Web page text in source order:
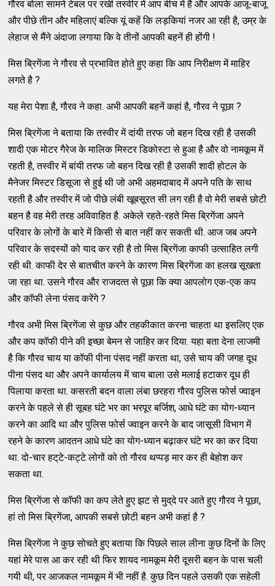
गौरव बोला सामने टेबल पर रखी तस्‍वीर में आप बीच में है और आपके आजू-बाजू
और पीछे तीन और महिलाएं बल्‍कि यूं कहें कि लड़कियां नजर आ रही है, उम्र के
लेहाज से मैंने अंदाजा लगाया कि वे तीनों आपकी बहनें ही होंगी !
मिस ब्रिगेंजा ने गौरव से प्रभावित होते हुए कहा कि आप निरीक्षण में माहिर
लगते है ?
यह मेरा पेशा है, गौरव ने कहा. अभी आपकी बहनें कहां है, गौरव ने पूछा ?
मिस ब्रिगेंजा ने बताया कि तस्‍वीर में दांयी तरफ जो बहन दिख रही है उसकी
शादी एक मोटर गैरेज के मालिक मिस्‍टर डिकोस्‍टा से हुआ है और वो नामकूम में
रहती है, तस्‍वीर में बांयी तरफ जो बहन दिख रही है उसकी शादी होटल के
मैनेजर मिस्‍टर डिसूजा से हुई थी जो अभी अहमदाबाद में अपने पति के साथ
रहती है और तस्‍वीर में जो पीछे लंबी खूबसूरत सी लग रही है वो मेरी सबसे छोटी
बहन है वह मेरी तरह अविवाहित है. अकेले रहते-रहते मिस ब्रिगेंजा अपने
परिवार के लोगों के बारे में किसी से बात नहीं कर सकती थी. आज जब अपने
परिवार के सदस्‍यों को याद कर रही है तो मिस ब्रिगेंजा काफी उत्‍साहित लगी
रही थी. काफी देर से बातचीत करने के कारण मिस ब्रिगेंजा का हलख सूखता
जा रहा था. उसने गौरव और राजदत्‍त से पूछा कि क्‍या आपलोग एक-एक कप
और कॉफी लेना पंसद करेंगे ?
गौरव अभी मिस ब्रिगेंजा से कुछ और तहकीकात करना चाहता था इसलिए एक
और कप कॉफी पीने की इच्‍छा बेमन से जाहिर कर दिया. यहा बता देना लाजमी
है कि गौरव चाय या कॉफी पीना पंसद नहीं करता था, उसे चाय की जगह दूध
पीना पंसद था और अपने कार्यालय में चाय बाला उसे मलाई हटाकर दूध ही
पिलाया करता था. कसरती बदन वाला लंबा छरहरा गौरव पुलिस फोर्स ज्‍वाइन
करने के पहले से ही सूबह घंटे भर का भरपूर बर्जिश, आधे घंटे का योग-ध्‍यान
करने का आदि था और पुलिस फोर्स ज्‍वाइन करने के बाद जासूसी विभाग में
रहने के कारण आदतन आधे घंटे का योग-ध्‍यान बढ़ाकर घंटे भर का कर दिया
था. दो-चार हट्‌टे-कट्टे लोगों को तो गौरव थप्‍पड़ मार कर ही बेहोश कर
सकता था.
मिस ब्रिगेंजा से कॉफी का कप लेते हुए झट से मुद्‌दे पर आते हुए गौरव ने पूछा,
हां तो मिस ब्रिगेंजा, आपकी सबसे छोटी बहन अभी कहां है ?
मिस ब्रिगेंजा ने कुछ सोचते हुए बताया कि पिछले साल लीना कुछ दिनों के लिए
यहां मेरे पास आ कर रही थी फिर शायद नामकूम मेरी दूसरी बहन के पास चली
गयी थी, पर आजकल नामकूम में भी नहीं है. कुछ दिन पहले उसकी एक सहेली